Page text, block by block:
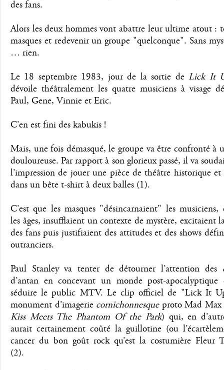
des fans.
Alors les deux hommes vont abattre leur ultime atout :
masques et redevenir un groupe "quelconque". Sans
… rien.
Le 18 septembre 1983, jour de la sortie deLick It
dévoile théâtralement les quatre musiciens à visage
Paul, Gene, Vinnie et Eric.
C’en est fini des kabukis !
Mais, une fois démasqué, le groupe va être confronté à
douloureuse. Par rapport à son glorieux passé, il va
l’impression de jouer une pièce de théâtre historique et
dans un bête t-shirt à deux balles (1).
C’est que les masques "désincarnaient" les musiciens,
les âges, insufflaient un contexte de mystère, excitaient
des fans puis justifiaient des attitudes et des shows
outranciers.
Paul Stanley va tenter de détourner l’attention des
d’antan en concevant un monde post-apocalyptique
séduire le public MTV. Le clip officiel de "Lick It
monument d’imageriecornichonnesqueproto Mad Max
Kiss Meets The Phantom Of the Park) qui, en
aurait certainement coûté la guillotine (ou
cancer du bon goût rock qu’est la costumière Fleur
(2).